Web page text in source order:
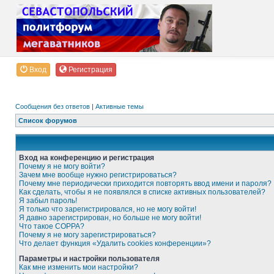
Вход Регистрация
Сообщения без ответов | Активные темы
Список форумов
Вход на конференцию и регистрация
Почему я не могу войти?
Зачем мне вообще нужно регистрироваться?
Почему мне периодически приходится повторять ввод имени и пароля?
Как сделать, чтобы я не появлялся в списке активных пользователей?
Я забыл пароль!
Я только что зарегистрировался, но не могу войти!
Я давно зарегистрирован, но больше не могу войти!
Что такое COPPA?
Почему я не могу зарегистрироваться?
Что делает функция «Удалить cookies конференции»?
Параметры и настройки пользователя
Как мне изменить мои настройки?